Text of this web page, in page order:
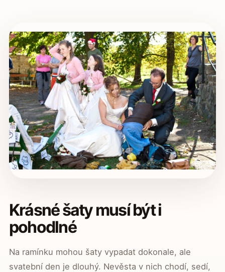
Krásné šaty musí být i
pohodlné
Na ramínku mohou šaty vypadat dokonale, ale
svatební den je dlouhý. Nevěsta v nich chodí, sedí,